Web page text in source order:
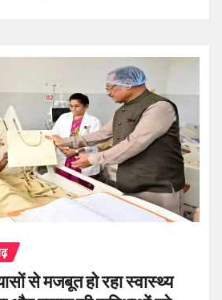
से मजबूत हो रहा स्वास्थ्य